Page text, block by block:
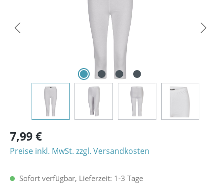
7,99 €
Preise inkl. MwSt. zzgl. Versandkosten
Sofort verfügbar, Lieferzeit: 1-3 Tage